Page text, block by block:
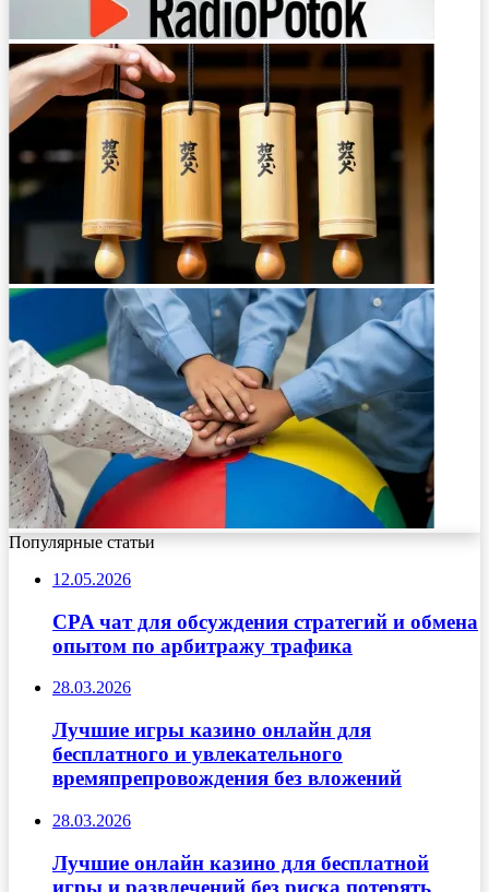
Популярные статьи
12.05.2026
CPA чат для обсуждения стратегий и обмена
опытом по арбитражу трафика
28.03.2026
Лучшие игры казино онлайн для
бесплатного и увлекательного
времяпрепровождения без вложений
28.03.2026
Лучшие онлайн казино для бесплатной
игры и развлечений без риска потерять